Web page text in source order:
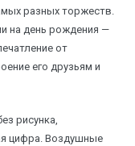
разных торжеств.
на день рождения —
от
его друзьям и
рисунка,
цифра. Воздушные